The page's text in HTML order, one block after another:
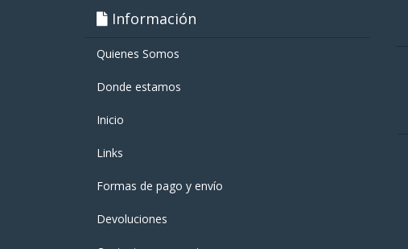
Información
Quienes Somos
Donde estamos
Inicio
Links
Formas de pago y enví­o
Devoluciones